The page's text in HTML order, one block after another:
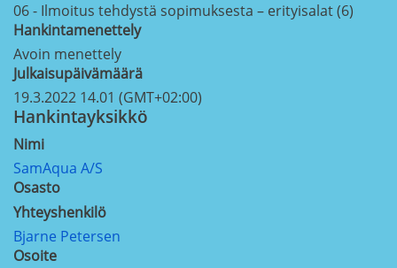
06 - Ilmoitus tehdystä sopimuksesta – erityisalat (6)
Hankintamenettely
Avoin menettely
Julkaisupäivämäärä
19.3.2022 14.01 (GMT+02:00)
Hankintayksikkö
Nimi
SamAqua A/S
Osasto
Yhteyshenkilö
Bjarne Petersen
Osoite